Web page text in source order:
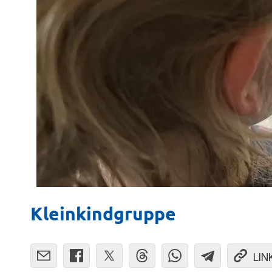
Kleinkindgruppe